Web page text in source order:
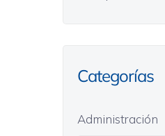
Categorías
Administración